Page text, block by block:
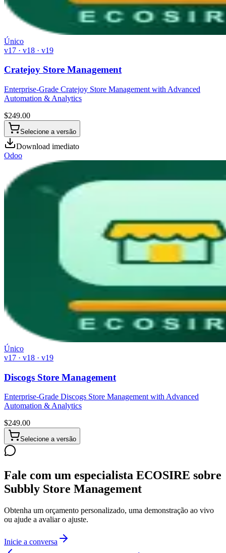
Único
v17 · v18 · v19
Cratejoy Store Management
Enterprise-Grade Cratejoy Store Management with Advanced
Automation & Analytics
$249.00
Selecione a versão
Download imediato
Odoo
Único
v17 · v18 · v19
Discogs Store Management
Enterprise-Grade Discogs Store Management with Advanced
Automation & Analytics
$249.00
Selecione a versão
Fale com um especialista ECOSIRE sobre
Subbly Store Management
Obtenha um orçamento personalizado, uma demonstração ao vivo
ou ajude a avaliar o ajuste.
Inicie a conversa